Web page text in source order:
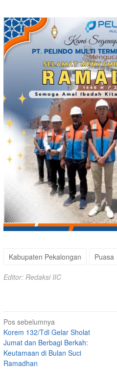
Kabupaten Pekalongan Puasa
Editor: Redaksi IIC
Navigasi
pos
Pos sebelumnya
Korem 132/Tdl Gelar Sholat
Jumat dan Berbagi Berkah:
Keutamaan di Bulan Suci
Ramadhan